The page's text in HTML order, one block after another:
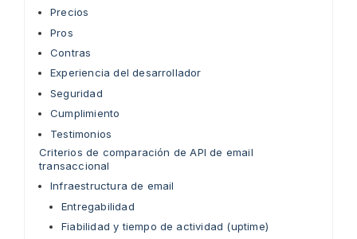
Precios
Pros
Contras
Experiencia del desarrollador
Seguridad
Cumplimiento
Testimonios
Criterios de comparación de API de email
transaccional
Infraestructura de email
Entregabilidad
Fiabilidad y tiempo de actividad (uptime)